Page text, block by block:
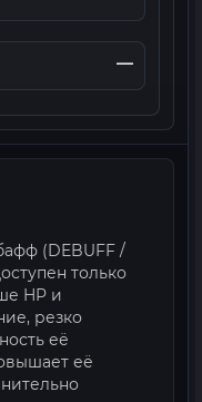
—
(DEBUFF /
только
HP и
резко
её
её